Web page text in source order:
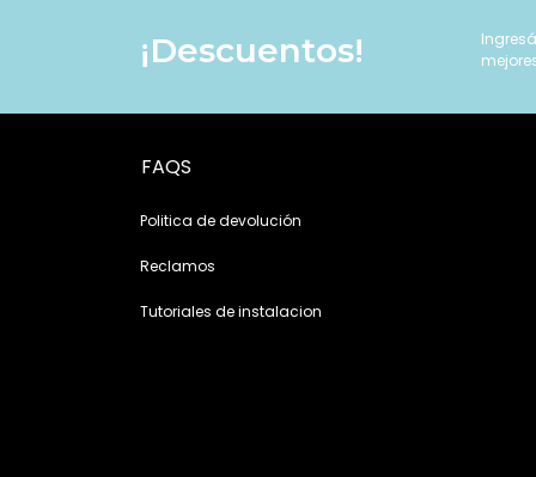
¡Descuentos!
FAQS
Politica de devolución
Reclamos
Tutoriales de instalacion